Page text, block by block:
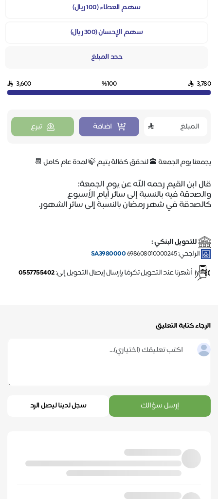
سهم العطاء (100 ريال)
سهم الإحسان (300 ريال)
حدد المبلغ
3,780
%100
3,600
اضافة تبرع
يجمعنا يوم الجمعة 🕋 لنحقق كفالة يتيم 🍃 لمدة عام كامل 📆
قال ابن القيم رحمه الله عن يوم الجمعة:
والصدقة فيه بالنسبة إلى سائر أيام الأسبوع
كالصدقة في شهر رمضان بالنسبة إلى سائر الشهور.
للتحويل البنكي :
الراجحي:698608010000245
SA3980000
أشعرنا عند التحويل تكرمًا بإرسال إيصال التحويل إلى:0557755402
الرجاء كتابة التعليق
إرسل سؤالك سجل لدينا ليصل الرد